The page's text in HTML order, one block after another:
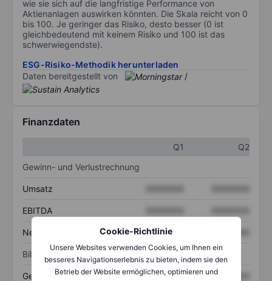
Cookie-Richtlinie
Unsere Websites verwenden Cookies, um Ihnen ein
besseres Navigationserlebnis zu bieten, indem sie den
Betrieb der Website ermöglichen, optimieren und
wie sie sich auf die langfristige Performance von
Aktienanlagen auswirken könnten. Die Skala reicht von 0
bis 100. Je geringer das Risiko, desto besser (0 ist
gleichbedeutend mit keinem Risiko und 100 ist das
schwerwiegendste).
ESG-Risiko-Methodik herunterladen
Daten bereitgestellt von
/
Finanzdaten
Q1
Q2
Gewinn- und Verlustrechnung
Umsatz
EBITDA
Nettoeinkommen XXXXXXX
Bilanz
Gesamtvermögen XXXXXXX XXXXXXX